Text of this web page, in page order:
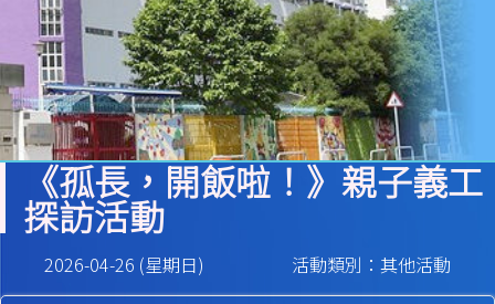
《孤長，開飯啦！》親子義工
探訪活動
2026-04-26 (星期日) 活動類別：其他活動